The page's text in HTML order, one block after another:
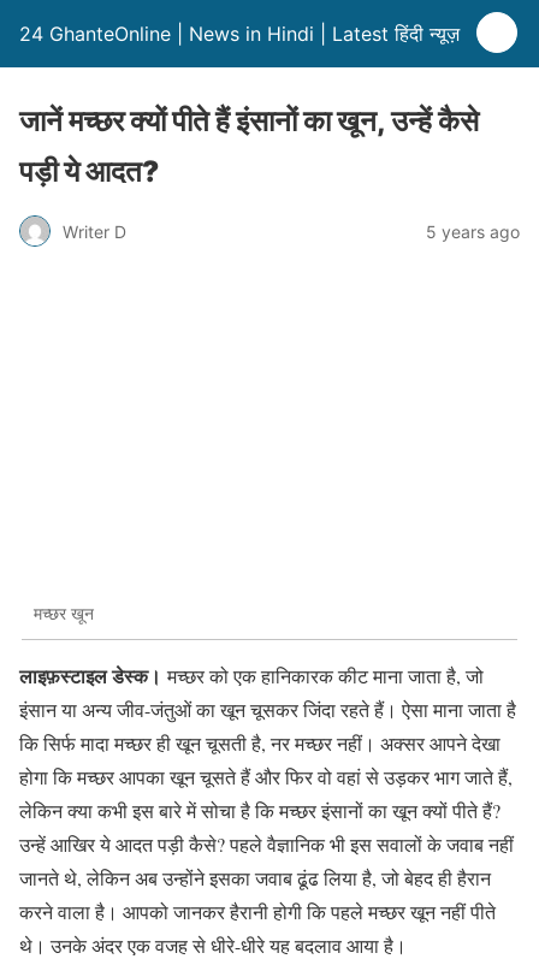
24 GhanteOnline | News in Hindi | Latest हिंदी न्यूज़
जानें मच्छर क्यों पीते हैं इंसानों का खून, उन्हें कैसे
पड़ी ये आदत?
Writer D 5 years ago
मच्छर खून
लाइफ़स्टाइल डेस्क।मच्छर को एक हानिकारक कीट माना जाता है, जो
इंसान या अन्य जीव-जंतुओं का खून चूसकर जिंदा रहते हैं। ऐसा माना जाता है
कि सिर्फ मादा मच्छर ही खून चूसती है, नर मच्छर नहीं। अक्सर आपने देखा
होगा कि मच्छर आपका खून चूसते हैं और फिर वो वहां से उड़कर भाग जाते हैं,
लेकिन क्या कभी इस बारे में सोचा है कि मच्छर इंसानों का खून क्यों पीते हैं?
उन्हें आखिर ये आदत पड़ी कैसे? पहले वैज्ञानिक भी इस सवालों के जवाब नहीं
जानते थे, लेकिन अब उन्होंने इसका जवाब ढूंढ लिया है, जो बेहद ही हैरान
करने वाला है। आपको जानकर हैरानी होगी कि पहले मच्छर खून नहीं पीते
थे। उनके अंदर एक वजह से धीरे-धीरे यह बदलाव आया है।